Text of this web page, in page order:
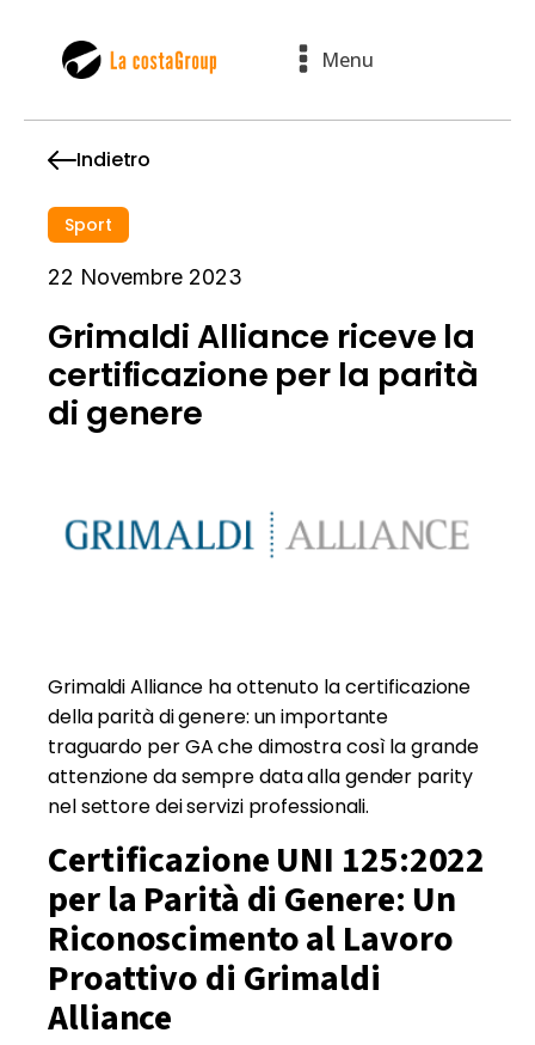
Menu
Indietro
Sport
22 Novembre 2023
Grimaldi Alliance riceve la
certificazione per la parità
di genere
Grimaldi Alliance ha ottenuto la certificazione
della parità di genere: un importante
traguardo per GA che dimostra così la grande
attenzione da sempre data alla gender parity
nel settore dei servizi professionali.
Certificazione UNI 125:2022
per la Parità di Genere: Un
Riconoscimento al Lavoro
Proattivo di Grimaldi
Alliance